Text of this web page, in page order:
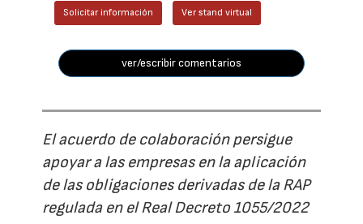
Solicitar información Ver stand virtual
ver/escribir comentarios
El acuerdo de colaboración persigue
apoyar a las empresas en la aplicación
de las obligaciones derivadas de la RAP
regulada en el Real Decreto 1055/2022